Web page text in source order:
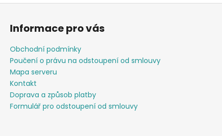
Z
Informace pro vás
Obchodní podmínky
Poučení o právu na odstoupení od smlouvy
Mapa serveru
Kontakt
Doprava a způsob platby
Formulář pro odstoupení od smlouvy